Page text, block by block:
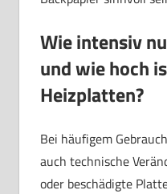
Wie intensiv
und wie hoch
Heizplatten?
Bei häufigem
auch technische
oder beschädigte